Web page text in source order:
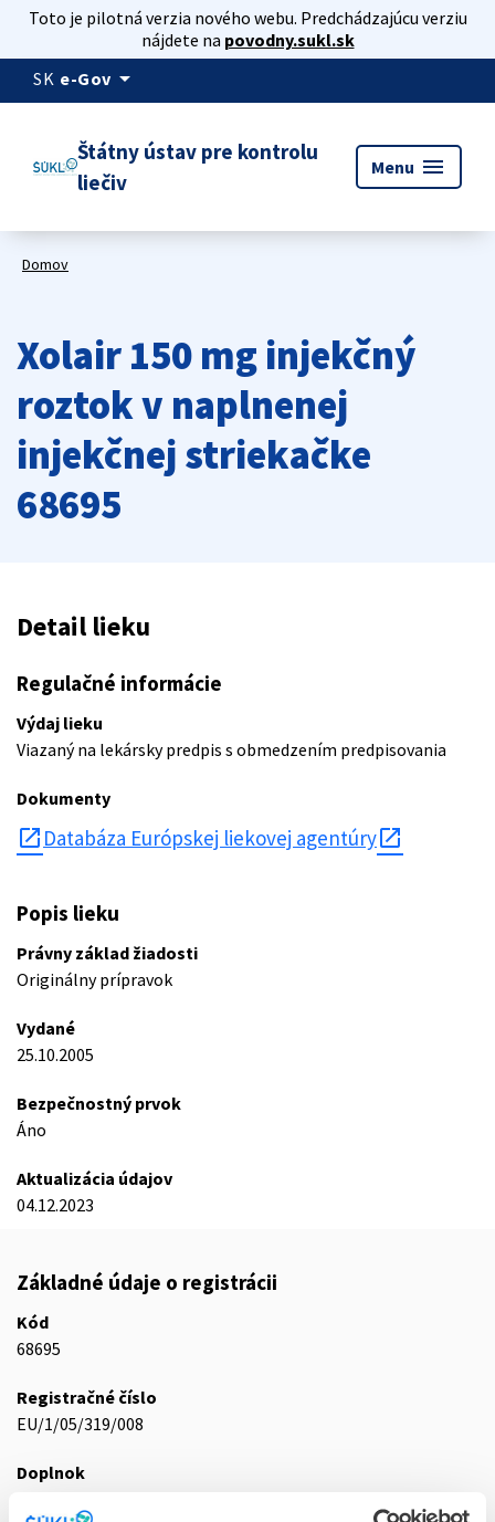
Toto je pilotná verzia nového webu. Predchádzajúcu verziu
nájdete na povodny.sukl.sk
SK e-Gov arrow_drop_down
Štátny ústav pre kontrolu
liečiv
Menu menu
Domov
Xolair 150 mg injekčný
roztok v naplnenej
injekčnej striekačke
68695
Detail lieku
Regulačné informácie
Výdaj lieku
Viazaný na lekársky predpis s obmedzením predpisovania
Dokumenty
open_in_new Databáza Európskej liekovej agentúry
Popis lieku
Právny základ žiadosti
Originálny prípravok
Vydané
25.10.2005
Bezpečnostný prvok
Áno
Aktualizácia údajov
04.12.2023
Základné údaje o registrácii
Kód
68695
Registračné číslo
EU/1/05/319/008
Doplnok